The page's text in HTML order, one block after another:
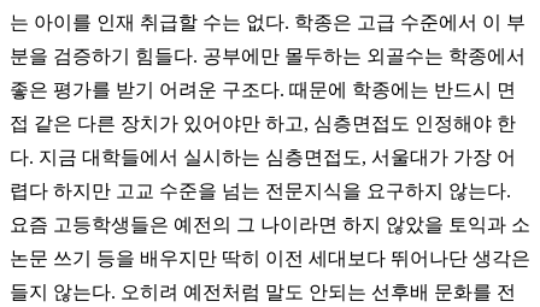
는 아이를 인재 취급할 수는 없다. 학종은 고급 수준에서 이 부
분을 검증하기 힘들다. 공부에만 몰두하는 외골수는 학종에서
좋은 평가를 받기 어려운 구조다. 때문에 학종에는 반드시 면
접 같은 다른 장치가 있어야만 하고, 심층면접도 인정해야 한
다. 지금 대학들에서 실시하는 심층면접도, 서울대가 가장 어
렵다 하지만 고교 수준을 넘는 전문지식을 요구하지 않는다.
요즘 고등학생들은 예전의 그 나이라면 하지 않았을 토익과 소
논문 쓰기 등을 배우지만 딱히 이전 세대보다 뛰어나단 생각은
들지 않는다. 오히려 예전처럼 말도 안되는 선후배 문화를 전